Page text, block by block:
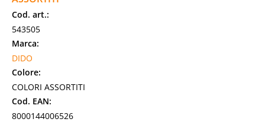
Cod. art.:
543505
Marca:
DIDO
Colore:
COLORI ASSORTITI
Cod. EAN:
8000144006526